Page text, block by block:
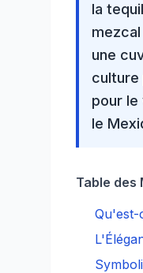
la
une
culture
pour
le
Table des
Qu'est-